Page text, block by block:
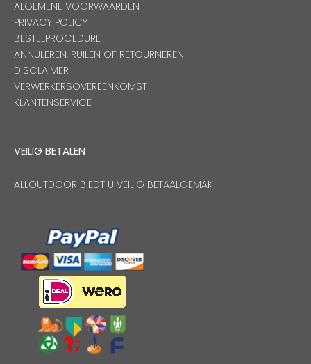
ALGEMENE VOORWAARDEN
PRIVACY POLICY
BESTELPROCEDURE
ANNULEREN, RUILEN OF RETOURNEREN
DISCLAIMER
VERWERKERSOVEREENKOMST
KLANTENSERVICE
VEILIG BETALEN
ALLOUTDOOR BIEDT U VEILIG BETAALGEMAK